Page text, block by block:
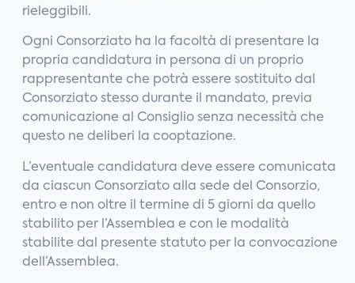
rieleggibili.
Ogni Consorziato ha la facoltà di presentare la
propria candidatura in persona di un proprio
rappresentante che potrà essere sostituito dal
Consorziato stesso durante il mandato, previa
comunicazione al Consiglio senza necessità che
questo ne deliberi la cooptazione.
L’eventuale candidatura deve essere comunicata
da ciascun Consorziato alla sede del Consorzio,
entro e non oltre il termine di 5 giorni da quello
stabilito per l’Assemblea e con le modalità
stabilite dal presente statuto per la convocazione
dell’Assemblea.